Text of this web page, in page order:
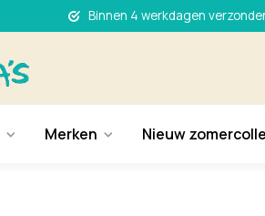
Binnen 4 werkdagen
Merken Nieuw